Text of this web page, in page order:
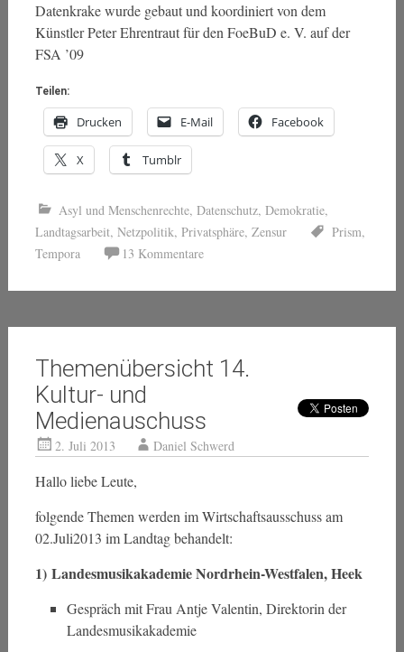
Datenkrake wurde gebaut und koordiniert von dem
Künstler Peter Ehrentraut für den FoeBuD e. V. auf der
FSA ’09
Teilen:
Drucken E-Mail Facebook
X Tumblr
Asyl und Menschenrechte, Datenschutz, Demokratie,
Landtagsarbeit, Netzpolitik, Privatsphäre, Zensur Prism,
Tempora
13 Kommentare
Themenübersicht 14.
Kultur- und
Medienauschuss
2. Juli 2013 Daniel Schwerd
Hallo liebe Leute,
folgende Themen werden im Wirtschaftsausschuss am
02.Juli2013 im Landtag behandelt:
1) Landesmusikakademie Nordrhein-Westfalen, Heek
Gespräch mit Frau Antje Valentin, Direktorin der
Landesmusikakademie